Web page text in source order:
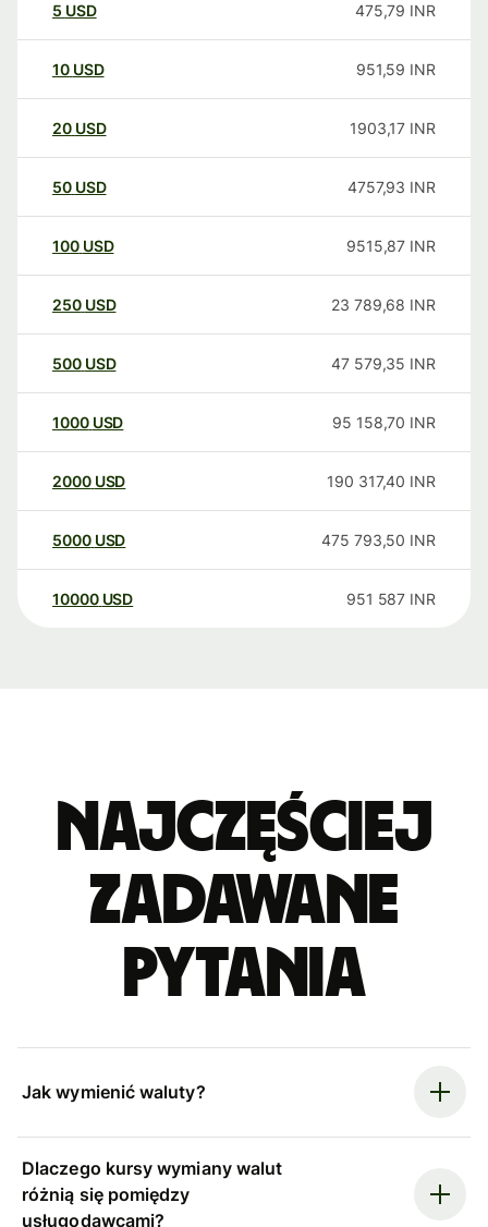
5 USD 475,79 INR
10 USD 951,59 INR
20 USD 1903,17 INR
50 USD 4757,93 INR
100 USD 9515,87 INR
250 USD 23 789,68 INR
500 USD 47 579,35 INR
1000 USD 95 158,70 INR
2000 USD 190 317,40 INR
5000 USD 475 793,50 INR
10000 USD 951 587 INR
Najczęściej
zadawane
pytania
Jak wymienić waluty?
Dlaczego kursy wymiany walut
różnią się pomiędzy
usługodawcami?